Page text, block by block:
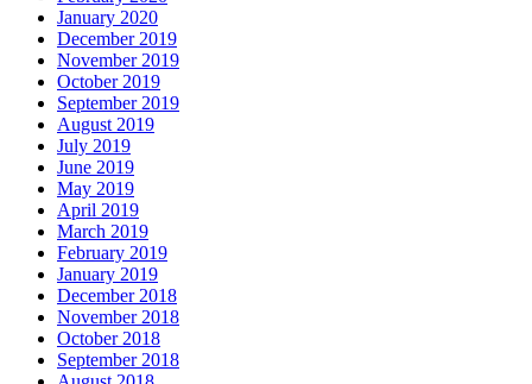
January 2020
December 2019
November 2019
October 2019
September 2019
August 2019
July 2019
June 2019
May 2019
April 2019
March 2019
February 2019
January 2019
December 2018
November 2018
October 2018
September 2018